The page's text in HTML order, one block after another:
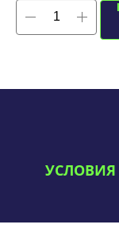
УСЛОВИЯ